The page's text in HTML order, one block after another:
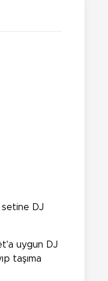
setine DJ
uygun DJ
taşıma